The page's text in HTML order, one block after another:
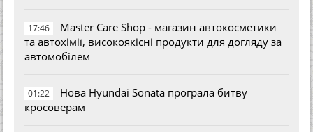
17:46
Master Care Shop - магазин автокосметики
та автохімії, високоякісні продукти для догляду за
автомобілем
01:22
Нова Hyundai Sonata програла битву
кросоверам